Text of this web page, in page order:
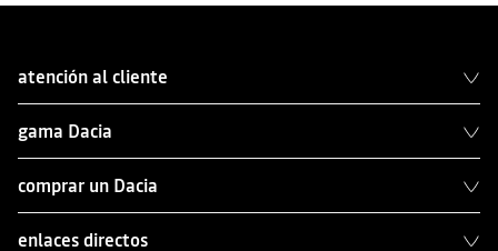
atención al cliente
gama Dacia
comprar un Dacia
enlaces directos